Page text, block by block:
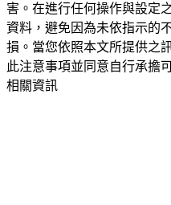
害。在進行任何操作與設定
資料，避免因為未依指示的
損。當您依照本文所提供之
此注意事項並同意自行承擔
相關資訊